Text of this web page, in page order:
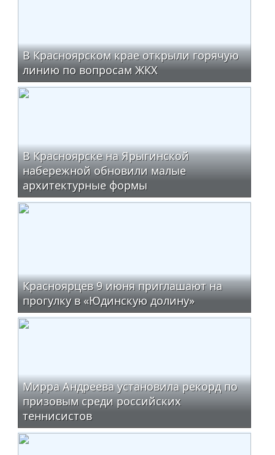
В Красноярском крае открыли горячую
линию по вопросам ЖКХ
В Красноярске на Ярыгинской
набережной обновили малые
архитектурные формы
Красноярцев 9 июня приглашают на
прогулку в «Юдинскую долину»
Мирра Андреева установила рекорд по
призовым среди российских
теннисистов